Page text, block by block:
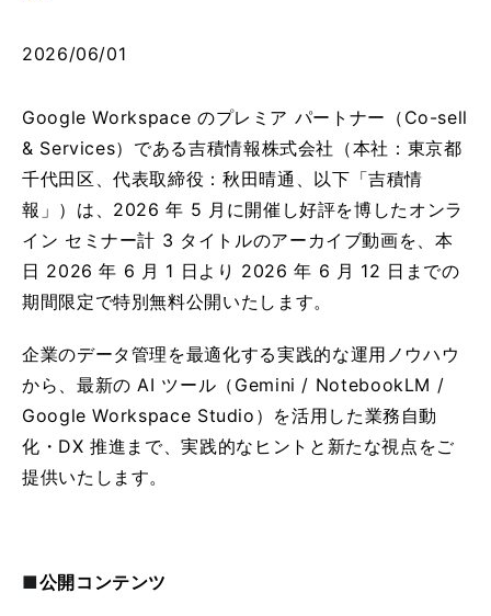
2026/06/01
Google Workspace のプレミア パートナー（Co-sell
& Services）である吉積情報株式会社（本社：東京都
千代田区、代表取締役：秋田晴通、以下「吉積情
報」）は、2026 年 5 月に開催し好評を博したオンラ
イン セミナー計 3 タイトルのアーカイブ動画を、本
日 2026 年 6 月 1 日より 2026 年 6 月 12 日までの
期間限定で特別無料公開いたします。
企業のデータ管理を最適化する実践的な運用ノウハウ
から、最新の AI ツール（Gemini / NotebookLM /
Google Workspace Studio）を活用した業務自動
化・DX 推進まで、実践的なヒントと新たな視点をご
提供いたします。
■公開コンテンツ